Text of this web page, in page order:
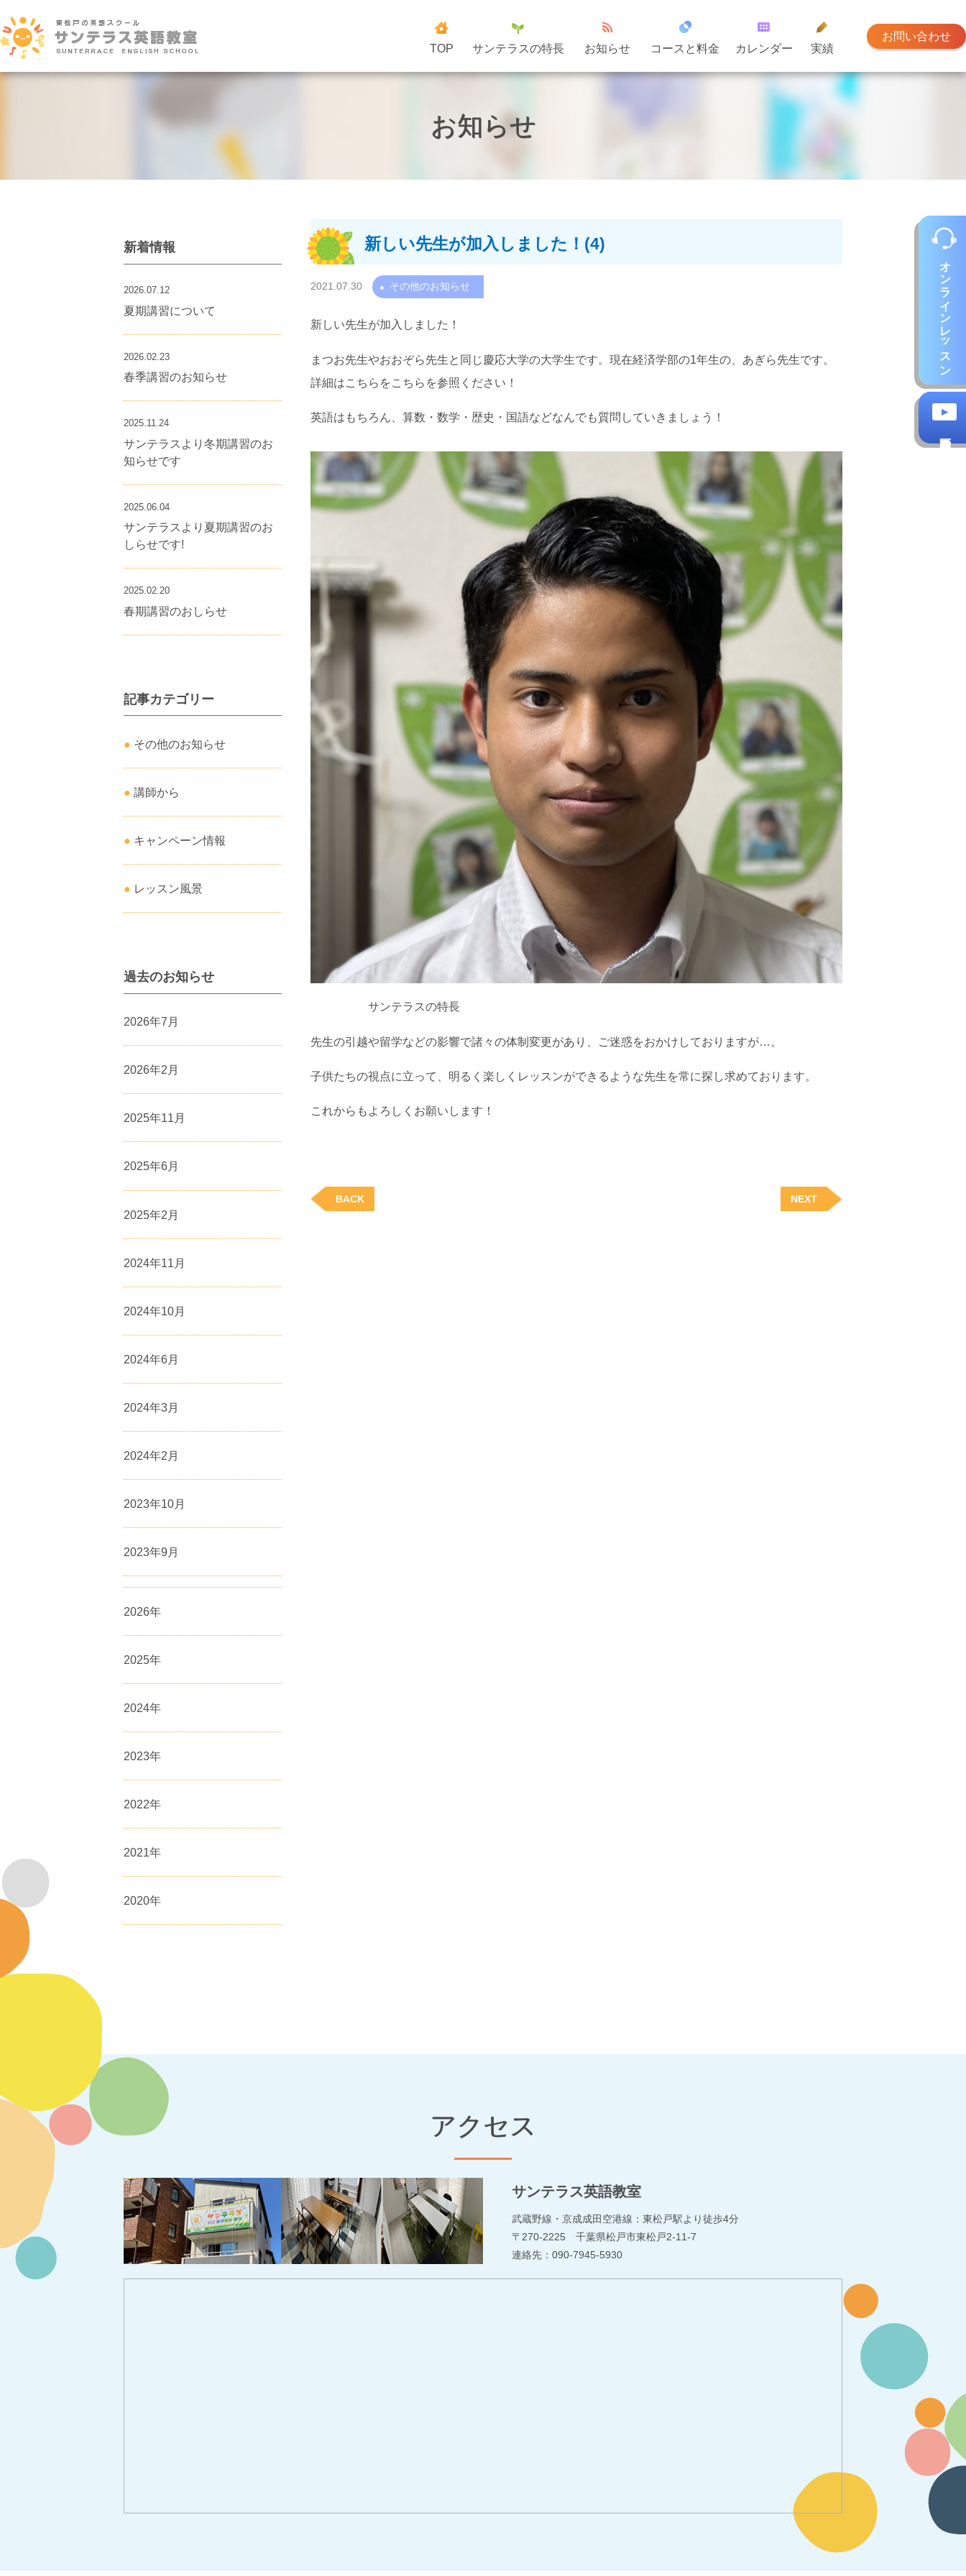
お問い合わせ
TOP
サンテラスの特長 お知らせ コースと料金 カレンダー 実績
オンラインレッスン
お知らせ
新しい先生が加入しました！(4)
2021.07.30 その他のお知らせ
新しい先生が加入しました！
まつお先生やおおぞら先生と同じ慶応大学の大学生です。現在経済学部の1年生の、あぎら先生です。
詳細はこちらをこちらを参照ください！
英語はもちろん、算数・数学・歴史・国語などなんでも質問していきましょう！
サンテラスの特長
先生の引越や留学などの影響で諸々の体制変更があり、ご迷惑をおかけしておりますが…。
子供たちの視点に立って、明るく楽しくレッスンができるような先生を常に探し求めております。
これからもよろしくお願いします！
BACK NEXT
新着情報
2026.07.12
夏期講習について
2026.02.23
春季講習のお知らせ
2025.11.24
サンテラスより冬期講習のお
知らせです
2025.06.04
サンテラスより夏期講習のお
しらせです!
2025.02.20
春期講習のおしらせ
記事カテゴリー
その他のお知らせ
講師から
キャンペーン情報
レッスン風景
過去のお知らせ
2026年7月
2026年2月
2025年11月
2025年6月
2025年2月
2024年11月
2024年10月
2024年6月
2024年3月
2024年2月
2023年10月
2023年9月
2026年
2025年
2024年
2023年
2022年
2021年
2020年
アクセス
サンテラス英語教室
武蔵野線・京成成田空港線：東松戸駅より徒歩4分
〒270-2225 千葉県松戸市東松戸2-11-7
連絡先：090-7945-5930